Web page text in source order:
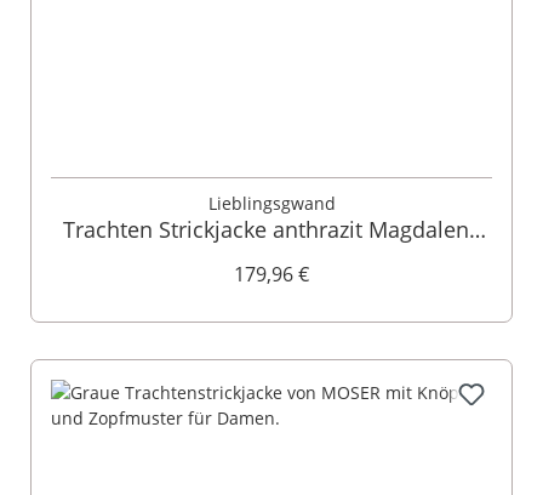
Lieblingsgwand
Trachten Strickjacke anthrazit Magdalena
179,96 €